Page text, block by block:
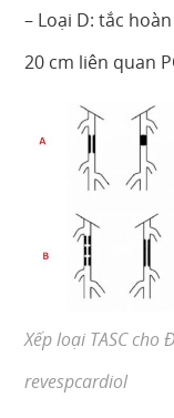
– Loại D: tắc
20 cm liên quan
Xếp loại TASC
revespcardiol